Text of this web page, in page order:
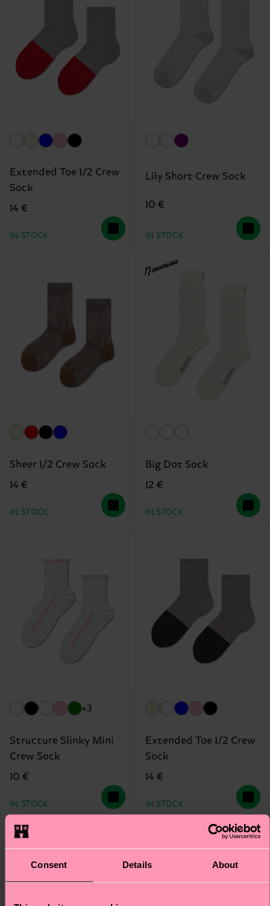
Consent Details About
Extended Toe 1/2 Crew
Sock
14 €
IN STOCK
Lily Short Crew Sock
10 €
IN STOCK
Sheer 1/2 Crew Sock
14 €
IN STOCK
Nouveau
Big Dot Sock
12 €
IN STOCK
+3
Structure Slinky Mini
Crew Sock
10 €
IN STOCK
Extended Toe 1/2 Crew
Sock
14 €
IN STOCK
Nouveau